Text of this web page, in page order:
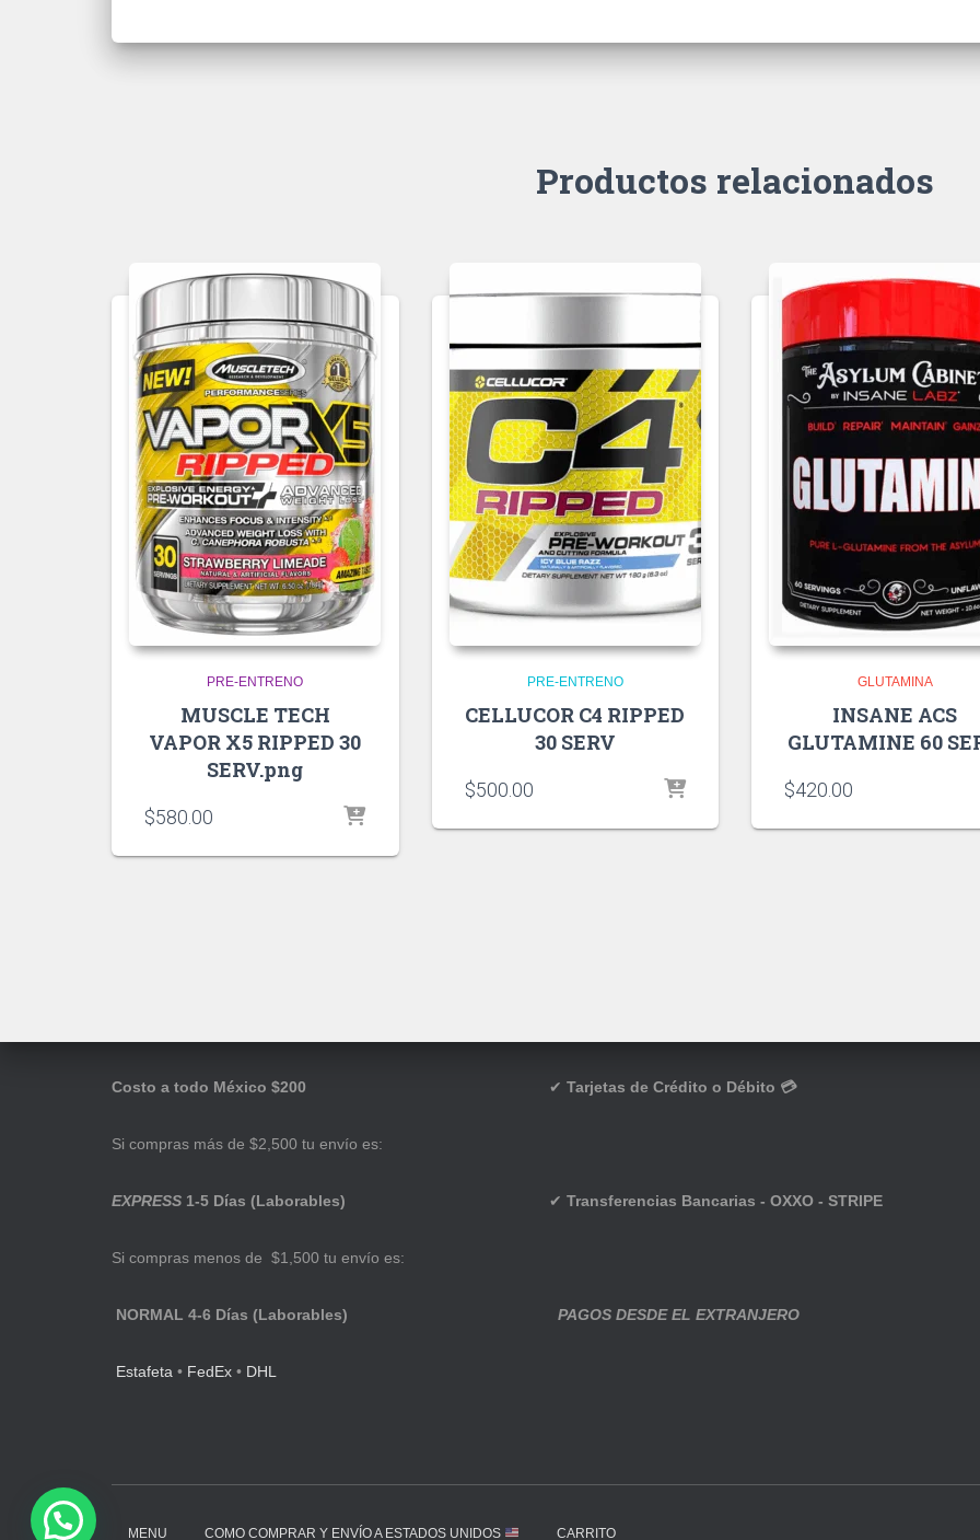
Productos relacionados
PRE-ENTRENO
MUSCLE TECH
VAPOR X5 RIPPED 30
SERV.png
$580.00
PRE-ENTRENO
CELLUCOR C4 RIPPED
30 SERV
$500.00
GLUTAMINA
INSANE ACS
GLUTAMINE 60
$420.00
Costo a todo México $200
Si compras más de $2,500 tu envío es:
EXPRESS 1-5 Días (Laborables)
Si compras menos de $1,500 tu envío es:
NORMAL 4-6 Días (Laborables)
Estafeta • FedEx • DHL
✔ Tarjetas de Crédito o Débito 💳
✔ Transferencias Bancarias - OXXO - STRIPE
PAGOS DESDE EL EXTRANJERO
MENU COMO COMPRAR Y ENVÍO A ESTADOS UNIDOS CARRITO